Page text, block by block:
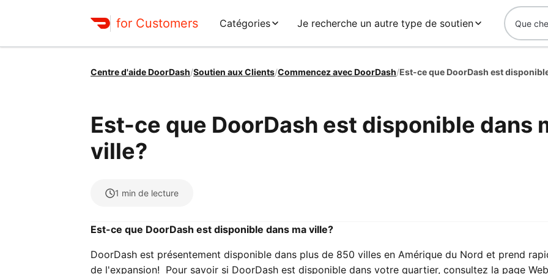
for Customers Catégories Je recherche un autre type de soutien
Centre d'aide DoorDash/Soutien aux Clients/Commencez avec DoorDash/Est-ce que DoorDash est
Est-ce que DoorDash est disponible dans
ville?
1 min de lecture
Est-ce que DoorDash est disponible dans ma ville?
DoorDash est présentement disponible dans plus de 850 villes en Amérique du Nord et prend
de l'expansion! Pour savoir si DoorDash est disponible dans votre quartier, consultez la page